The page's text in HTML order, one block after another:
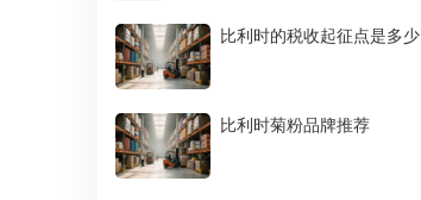
比利时的税收起征点是多少
比利时菊粉品牌推荐